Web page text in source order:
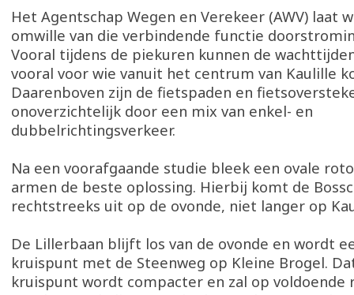
Het Agentschap Wegen en Verekeer (AWV) laat
omwille van die verbindende functie
Vooral tijdens de piekuren kunnen de
vooral voor wie vanuit het centrum van Kaulille
Daarenboven zijn de fietspaden en
onoverzichtelijk door een mix van enkel- en
dubbelrichtingsverkeer.
Na een voorafgaande studie bleek een ovale
armen de beste oplossing. Hierbij komt de
rechtstreeks uit op de ovonde, niet langer op
De Lillerbaan blijft los van de ovonde en wordt
kruispunt met de Steenweg op Kleine Brogel.
kruispunt wordt compacter en zal op voldoende